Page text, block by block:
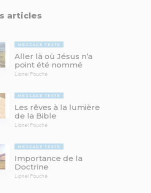
articles
MESSAGE TEXTE
Aller là où Jésus n’a
point été nommé
Lionel Fouché
MESSAGE TEXTE
Les rêves à la lumière
de la Bible
Lionel Fouché
MESSAGE TEXTE
Importance de la
Doctrine
Lionel Fouché